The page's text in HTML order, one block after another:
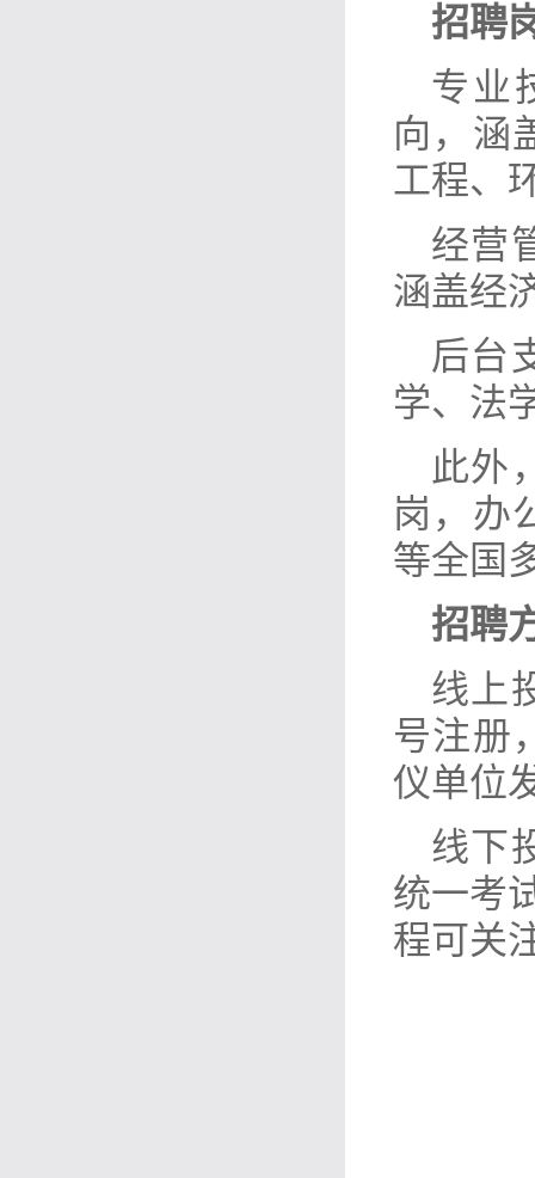
招聘
专业
向，涵
工程、
经营
涵盖经
后台
学、法
此外
岗，办
等全国
招聘
线上
号注册
仪单位
线下
统一考
程可关